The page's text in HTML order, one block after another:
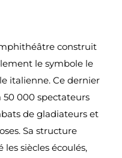
construit
le symbole le
italienne. Ce dernier
50 000 spectateurs
de gladiateurs et
Sa structure
siècles écoulés,